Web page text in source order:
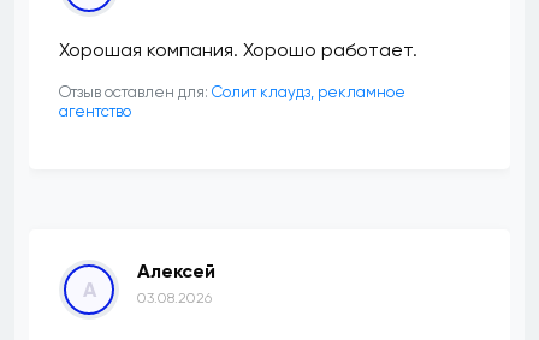
Хорошая компания. Хорошо работает.
Отзыв оставлен для: Солит клаудз, рекламное
агентство
А
Алексей
03.08.2026